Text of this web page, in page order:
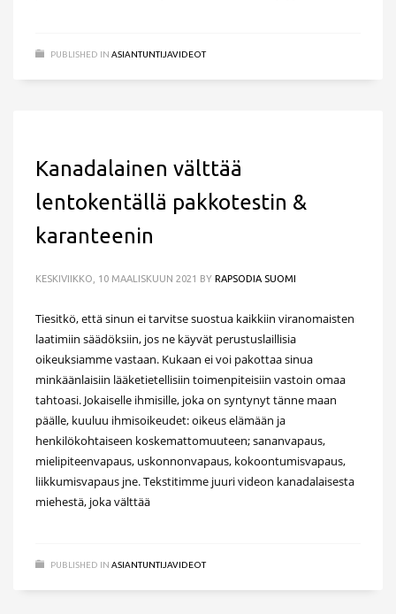
PUBLISHED IN ASIANTUNTIJAVIDEOT
Kanadalainen välttää
lentokentällä pakkotestin &
karanteenin
KESKIVIIKKO, 10 MAALISKUUN 2021 BY RAPSODIA SUOMI
Tiesitkö, että sinun ei tarvitse suostua kaikkiin viranomaisten
laatimiin säädöksiin, jos ne käyvät perustuslaillisia
oikeuksiamme vastaan. Kukaan ei voi pakottaa sinua
minkäänlaisiin lääketietellisiin toimenpiteisiin vastoin omaa
tahtoasi. Jokaiselle ihmisille, joka on syntynyt tänne maan
päälle, kuuluu ihmisoikeudet: oikeus elämään ja
henkilökohtaiseen koskemattomuuteen; sananvapaus,
mielipiteenvapaus, uskonnonvapaus, kokoontumisvapaus,
liikkumisvapaus jne. Tekstitimme juuri videon kanadalaisesta
miehestä, joka välttää
PUBLISHED IN ASIANTUNTIJAVIDEOT